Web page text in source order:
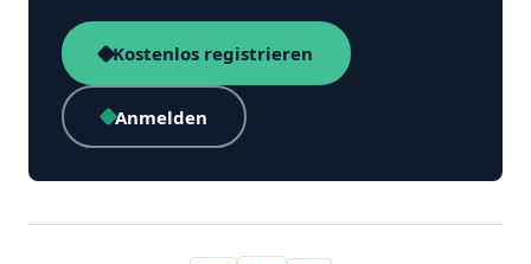
Kostenlos registrieren
Anmelden